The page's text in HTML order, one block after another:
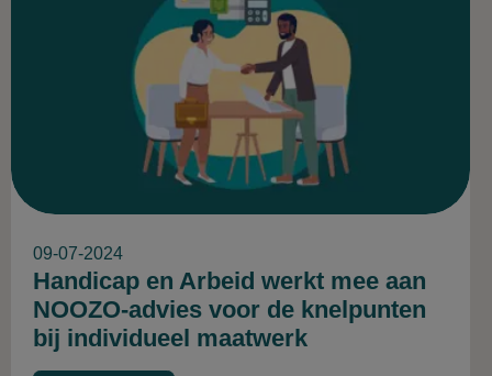
09-07-2024
Handicap en Arbeid werkt mee aan
NOOZO-advies voor de knelpunten
bij individueel maatwerk